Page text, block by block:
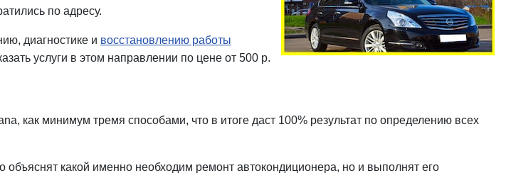
по адресу.
диагностике и восстановлению работы
услуги в этом направлении по цене от 500 р.
как минимум тремя способами, что в итоге даст 100% результат по определению всех
какой именно необходим ремонт автокондиционера, но и выполнят его